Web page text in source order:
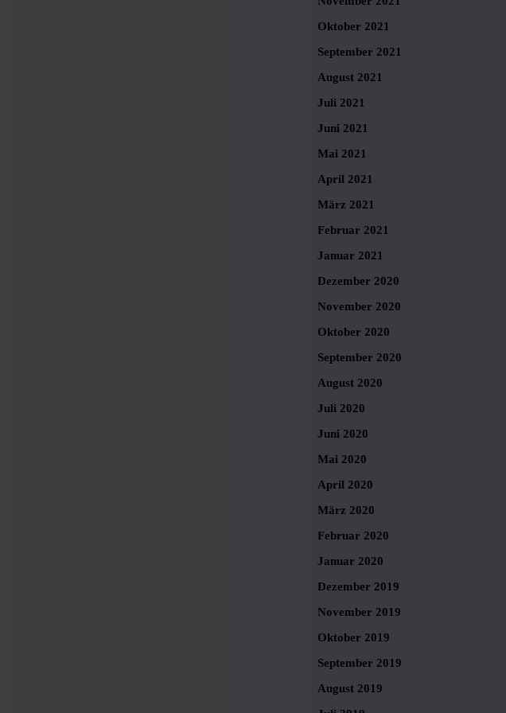
Oktober 2021
September 2021
August 2021
Juli 2021
Juni 2021
Mai 2021
April 2021
März 2021
Februar 2021
Januar 2021
Dezember 2020
November 2020
Oktober 2020
September 2020
August 2020
Juli 2020
Juni 2020
Mai 2020
April 2020
März 2020
Februar 2020
Januar 2020
Dezember 2019
November 2019
Oktober 2019
September 2019
August 2019